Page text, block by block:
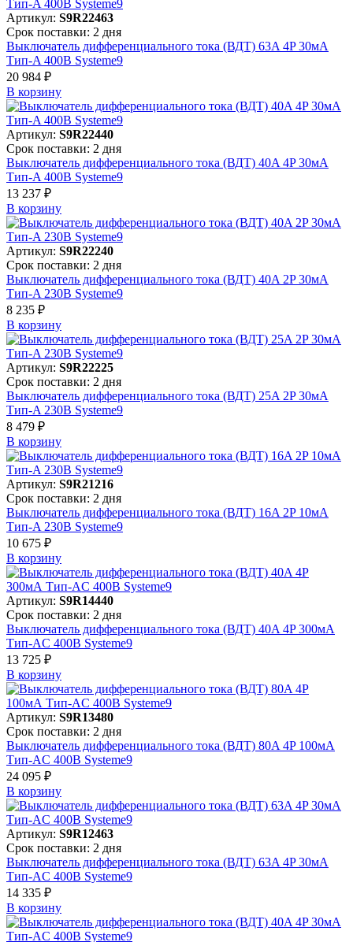
Артикул: S9R22463
Срок поставки: 2 дня
Выключатель дифференциального тока (ВДТ) 63A 4P 30мА
Тип-A 400В Systeme9
20 984 ₽
В корзинy
Артикул: S9R22440
Срок поставки: 2 дня
Выключатель дифференциального тока (ВДТ) 40A 4P 30мА
Тип-A 400В Systeme9
13 237 ₽
В корзинy
Артикул: S9R22240
Срок поставки: 2 дня
Выключатель дифференциального тока (ВДТ) 40A 2P 30мА
Тип-A 230В Systeme9
8 235 ₽
В корзинy
Артикул: S9R22225
Срок поставки: 2 дня
Выключатель дифференциального тока (ВДТ) 25A 2P 30мА
Тип-A 230В Systeme9
8 479 ₽
В корзинy
Артикул: S9R21216
Срок поставки: 2 дня
Выключатель дифференциального тока (ВДТ) 16A 2P 10мА
Тип-A 230В Systeme9
10 675 ₽
В корзинy
Артикул: S9R14440
Срок поставки: 2 дня
Выключатель дифференциального тока (ВДТ) 40A 4P 300мА
Тип-AC 400В Systeme9
13 725 ₽
В корзинy
Артикул: S9R13480
Срок поставки: 2 дня
Выключатель дифференциального тока (ВДТ) 80A 4P 100мА
Тип-AC 400В Systeme9
24 095 ₽
В корзинy
Артикул: S9R12463
Срок поставки: 2 дня
Выключатель дифференциального тока (ВДТ) 63A 4P 30мА
Тип-AC 400В Systeme9
14 335 ₽
В корзинy